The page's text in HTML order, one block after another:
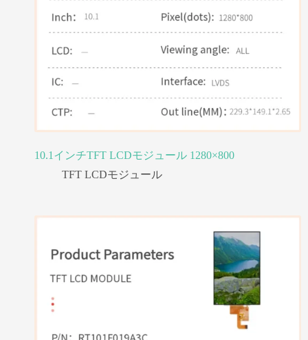
10.1インチTFT LCDモジュール 1280×800
TFT LCDモジュール